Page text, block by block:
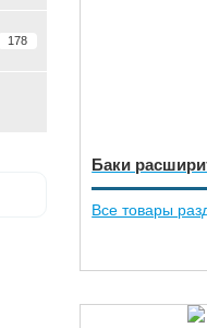
178
Баки
Все товары